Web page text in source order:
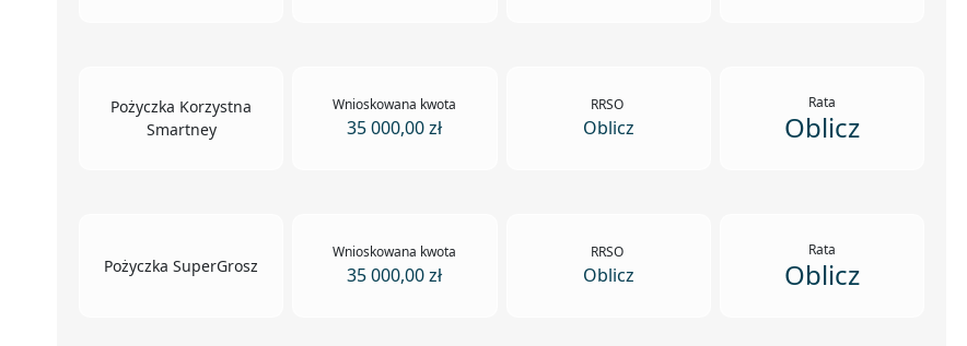
Pożyczka Korzystna
Smartney
Wnioskowana kwota
35 000,00 zł
RRSO
Oblicz
Rata
Oblicz
Pożyczka SuperGrosz
Wnioskowana kwota
35 000,00 zł
RRSO
Oblicz
Rata
Oblicz